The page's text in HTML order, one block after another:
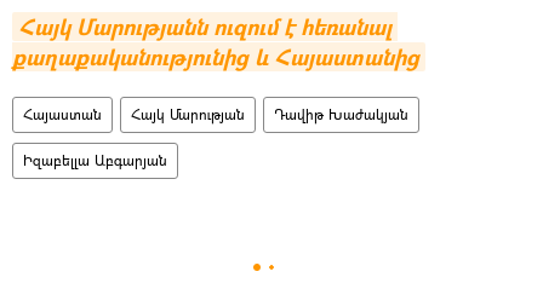
Հայկ Մարությանն ուզում է հեռանալ
քաղաքականությունից և Հայաստանից
Հայաստան Հայկ Մարության Դավիթ Խաժակյան
Իզաբելլա Աբգարյան